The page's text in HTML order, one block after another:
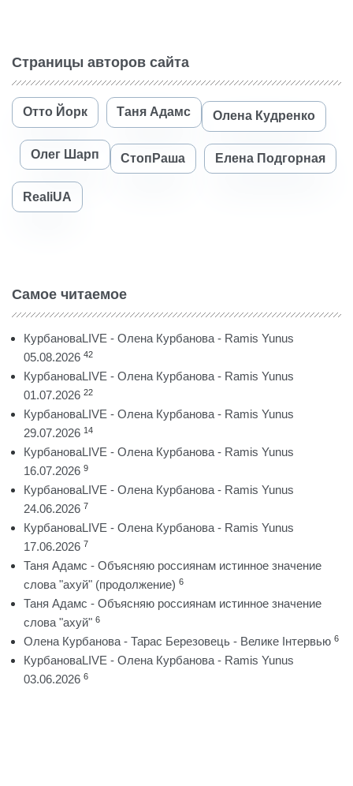
Страницы авторов сайта
Отто Йорк Таня Адамс Олена Кудренко
Олег Шарп СтопРаша Елена Подгорная
RealiUA
Самое читаемое
КурбановаLIVE - Олена Курбанова - Ramis Yunus
05.08.2026 42
КурбановаLIVE - Олена Курбанова - Ramis Yunus
01.07.2026 22
КурбановаLIVE - Олена Курбанова - Ramis Yunus
29.07.2026 14
КурбановаLIVE - Олена Курбанова - Ramis Yunus
16.07.2026 9
КурбановаLIVE - Олена Курбанова - Ramis Yunus
24.06.2026 7
КурбановаLIVE - Олена Курбанова - Ramis Yunus
17.06.2026 7
Таня Адамс - Объясняю россиянам истинное значение
слова "ахуй" (продолжение) 6
Таня Адамс - Объясняю россиянам истинное значение
слова "ахуй" 6
Олена Курбанова - Тарас Березовець - Велике Інтервью 6
КурбановаLIVE - Олена Курбанова - Ramis Yunus
03.06.2026 6